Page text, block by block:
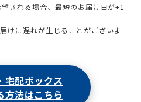
される場合、最短のお届け日が+1
けに遅れが生じることがございま
宅配ボックス
方法はこちら